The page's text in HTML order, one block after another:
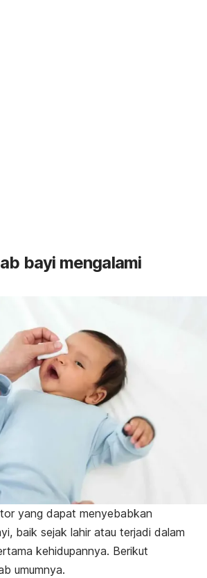
bayi mengalami
yang dapat menyebabkan
baik sejak lahir atau terjadi dalam
kehidupannya. Berikut
umumnya.